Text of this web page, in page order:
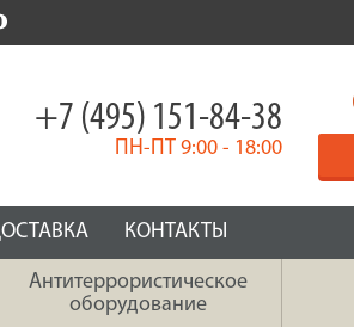
+7 (495) 151-84-38
ПН-ПТ 9:00 - 18:00
КОНТАКТЫ
Антитеррористическое
оборудование